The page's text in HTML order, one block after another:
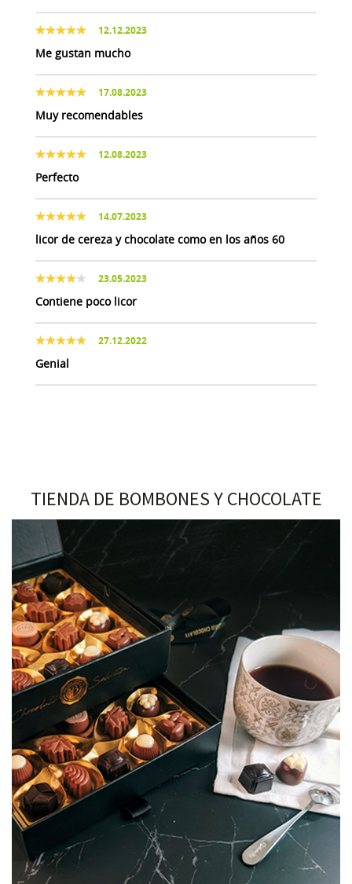
12.12.2023
Me gustan mucho
17.08.2023
Muy recomendables
12.08.2023
Perfecto
14.07.2023
licor de cereza y chocolate como en los años 60
23.05.2023
Contiene poco licor
27.12.2022
Genial
TIENDA DE BOMBONES Y CHOCOLATE